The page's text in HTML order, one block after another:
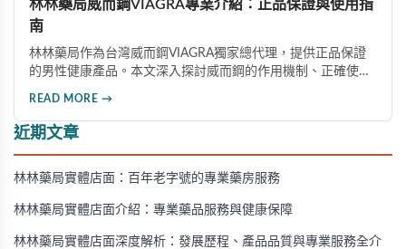
林林藥局威而鋼VIAGRA專業介紹：正品保證與使用指
南
林林藥局作為台灣威而鋼VIAGRA獨家總代理，提供正品保證
的男性健康產品。本文深入探討威而鋼的作用機制、正確使用
擇。
READ MORE →
近期文章
林林藥局實體店面：百年老字號的專業藥房服務
林林藥局實體店面介紹：專業藥品服務與健康保障
林林藥局實體店面深度解析：發展歷程、產品品質與專業服務全介